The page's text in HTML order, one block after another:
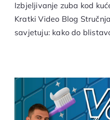
Izbjeljivanje zuba kod
Kratki Video Blog
savjetuju: kako do